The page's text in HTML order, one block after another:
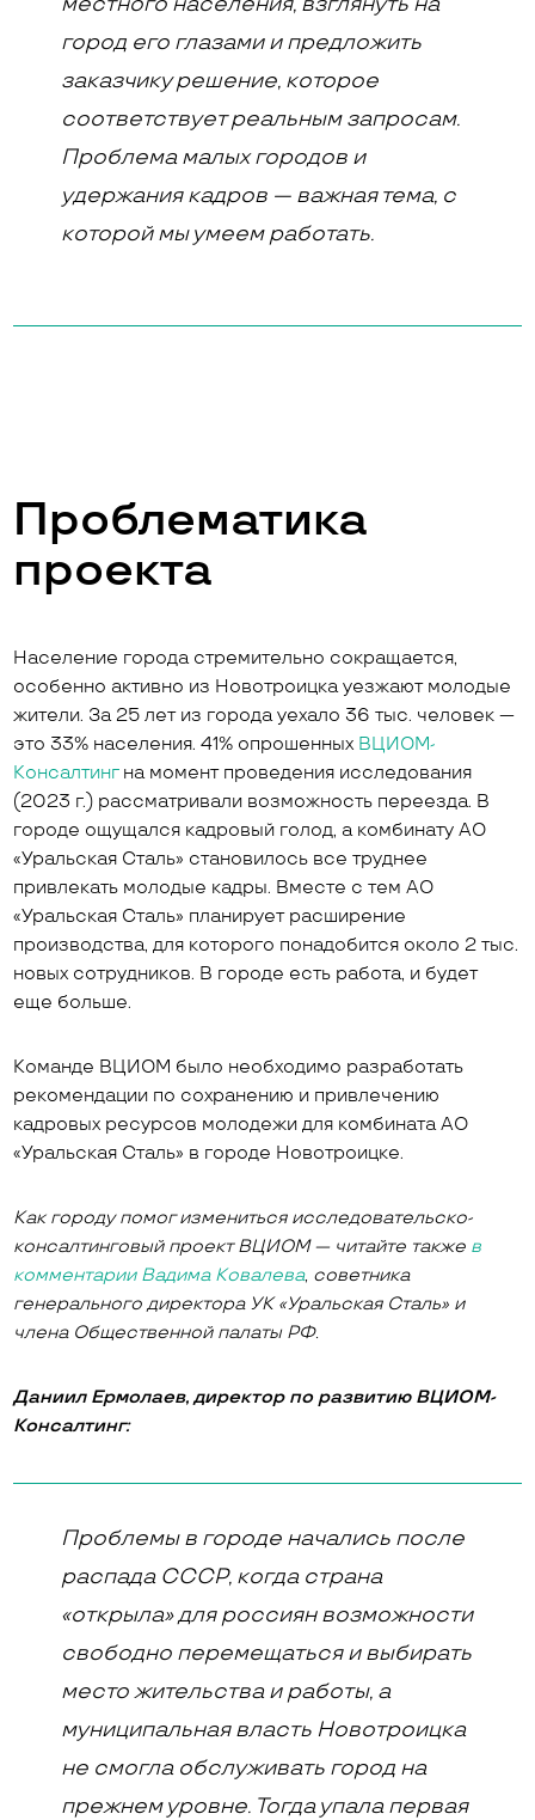
город его глазами и предложить
заказчику решение, которое
соответствует реальным запросам.
Проблема малых городов и
удержания кадров — важная тема, с
которой мы умеем работать.
Проблематика
проекта
Население города стремительно сокращается,
особенно активно из Новотроицка уезжают молодые
жители. За 25 лет из города уехало 36 тыс. человек —
это 33% населения. 41% опрошенных ВЦИОМ-
Консалтинг на момент проведения исследования
(2023 г.) рассматривали возможность переезда. В
городе ощущался кадровый голод, а комбинату АО
«Уральская Сталь» становилось все труднее
привлекать молодые кадры. Вместе с тем АО
«Уральская Сталь» планирует расширение
производства, для которого понадобится около 2 тыс.
новых сотрудников. В городе есть работа, и будет
еще больше.
Команде ВЦИОМ было необходимо разработать
рекомендации по сохранению и привлечению
кадровых ресурсов молодежи для комбината АО
«Уральская Сталь» в городе Новотроицке.
Как городу помог измениться исследовательско-
консалтинговый проект ВЦИОМ — читайте также в
комментарии Вадима Ковалева, советника
генерального директора УК «Уральская Сталь» и
члена Общественной палаты РФ.
Даниил Ермолаев, директор по развитию ВЦИОМ-
Консалтинг:
Проблемы в городе начались после
распада СССР, когда страна
«открыла» для россиян возможности
свободно перемещаться и выбирать
место жительства и работы, а
муниципальная власть Новотроицка
не смогла обслуживать город на
прежнем уровне. Тогда упала первая